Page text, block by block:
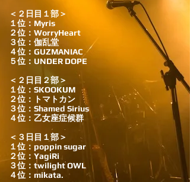
＜２日目１部＞
１位：Myris
２位：WorryHeart
３位：伽乱堂
４位：GUZMANIAC
５位：UNDER DOPE
＜２日目２部＞
１位：SKOOKUM
２位：トマトカン
３位：Shamed Sirius
４位：乙女座症候群
＜３日目１部＞
１位：poppin sugar
２位：YagiRi
３位：twilight OWL
４位：mikata.